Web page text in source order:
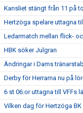
Kansliet stängt från 11 på
Hertzöga spelare uttagna
Ledarmatch mellan flick-
HBK söker Julgran
Ändringar i Dams tränarstab
Derby för Herrarna nu på
6 st 06:or uttagna till VFFs
Vilken dag för Hertzöga BK